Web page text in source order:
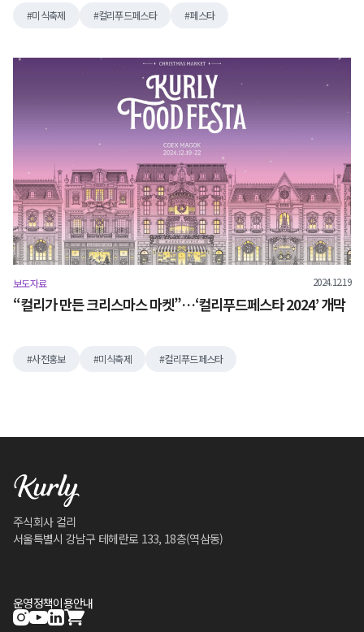
미식축제 컬리푸드페스타 페스타
보도자료 2024.12.19
“컬리가 만든 크리스마스 마켓”…‘컬리푸드페스타 2024’ 개막
사전홍보 미식축제 컬리푸드페스타
주식회사 컬리
서울특별시 강남구 테헤란로 133, 18층(역삼동)
운영정책이용안내